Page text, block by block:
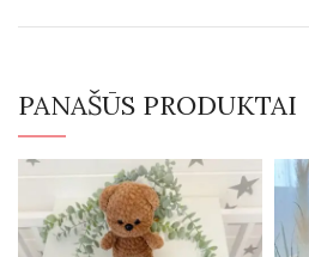
PANAŠŪS PRODUKTAI